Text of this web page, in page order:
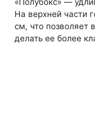
«Полубокс» —
На верхней части
см, что позволяет
делать ее более